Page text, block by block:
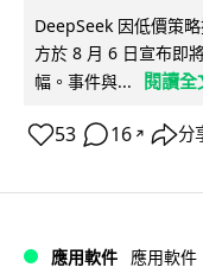
DeepSeek 因低價策
方於 8 月 6 日宣布即
幅。事件與...
閱讀全
53 16 ↗ 分
應用軟件 應用軟件